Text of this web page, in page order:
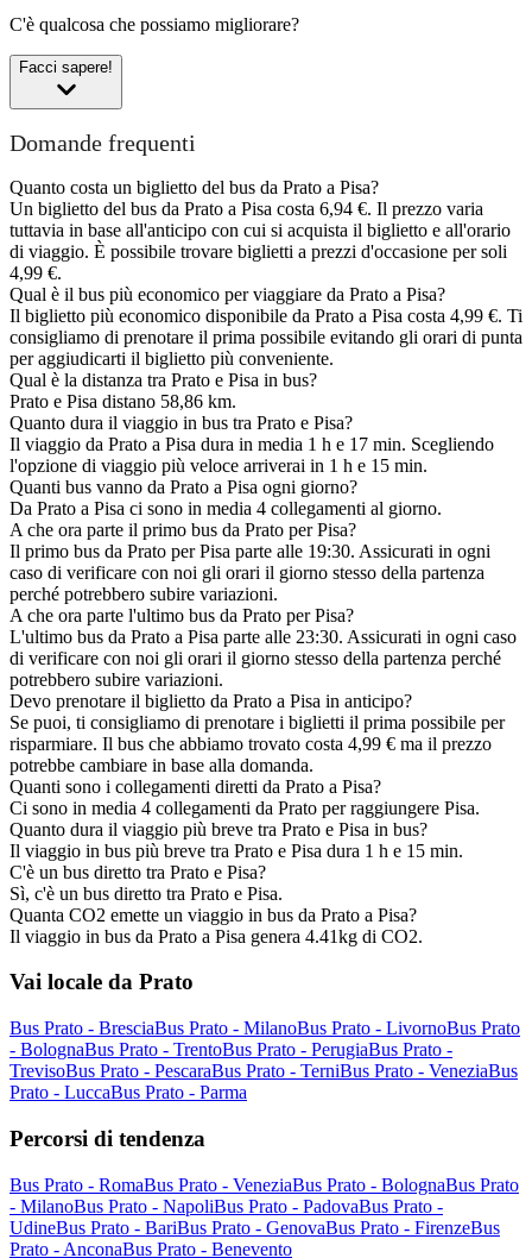
C'è qualcosa che possiamo migliorare?
Facci sapere!
Domande frequenti
Quanto costa un biglietto del bus da Prato a Pisa?
Un biglietto del bus da Prato a Pisa costa 6,94 €. Il prezzo varia
tuttavia in base all'anticipo con cui si acquista il biglietto e all'orario
di viaggio. È possibile trovare biglietti a prezzi d'occasione per soli
4,99 €.
Qual è il bus più economico per viaggiare da Prato a Pisa?
Il biglietto più economico disponibile da Prato a Pisa costa 4,99 €. Ti
consigliamo di prenotare il prima possibile evitando gli orari di punta
per aggiudicarti il biglietto più conveniente.
Qual è la distanza tra Prato e Pisa in bus?
Prato e Pisa distano 58,86 km.
Quanto dura il viaggio in bus tra Prato e Pisa?
Il viaggio da Prato a Pisa dura in media 1 h e 17 min. Scegliendo
l'opzione di viaggio più veloce arriverai in 1 h e 15 min.
Quanti bus vanno da Prato a Pisa ogni giorno?
Da Prato a Pisa ci sono in media 4 collegamenti al giorno.
A che ora parte il primo bus da Prato per Pisa?
Il primo bus da Prato per Pisa parte alle 19:30. Assicurati in ogni
caso di verificare con noi gli orari il giorno stesso della partenza
perché potrebbero subire variazioni.
A che ora parte l'ultimo bus da Prato per Pisa?
L'ultimo bus da Prato a Pisa parte alle 23:30. Assicurati in ogni caso
di verificare con noi gli orari il giorno stesso della partenza perché
potrebbero subire variazioni.
Devo prenotare il biglietto da Prato a Pisa in anticipo?
Se puoi, ti consigliamo di prenotare i biglietti il prima possibile per
risparmiare. Il bus che abbiamo trovato costa 4,99 € ma il prezzo
potrebbe cambiare in base alla domanda.
Quanti sono i collegamenti diretti da Prato a Pisa?
Ci sono in media 4 collegamenti da Prato per raggiungere Pisa.
Quanto dura il viaggio più breve tra Prato e Pisa in bus?
Il viaggio in bus più breve tra Prato e Pisa dura 1 h e 15 min.
C'è un bus diretto tra Prato e Pisa?
Sì, c'è un bus diretto tra Prato e Pisa.
Quanta CO2 emette un viaggio in bus da Prato a Pisa?
Il viaggio in bus da Prato a Pisa genera 4.41kg di CO2.
Vai locale da Prato
Bus Prato - BresciaBus Prato - MilanoBus Prato - LivornoBus Prato
- BolognaBus Prato - TrentoBus Prato - PerugiaBus Prato -
TrevisoBus Prato - PescaraBus Prato - TerniBus Prato - VeneziaBus
Prato - LuccaBus Prato - Parma
Percorsi di tendenza
Bus Prato - RomaBus Prato - VeneziaBus Prato - BolognaBus Prato
- MilanoBus Prato - NapoliBus Prato - PadovaBus Prato -
UdineBus Prato - BariBus Prato - GenovaBus Prato - FirenzeBus
Prato - AnconaBus Prato - Benevento